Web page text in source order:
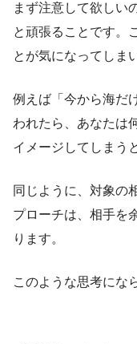
まず注意して欲しい
と頑張ることです。
とが気になってしま
例えば「今から海だ
われたら、あなたは
イメージしてしまう
同じように、対象の
プローチは、相手を
ります。
このような思考にな